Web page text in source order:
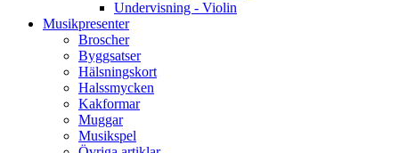
Undervisning - Violin
Musikpresenter
Broscher
Byggsatser
Hälsningskort
Halssmycken
Kakformar
Muggar
Musikspel